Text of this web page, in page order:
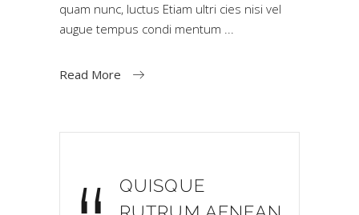
quam nunc, luctus Etiam ultri cies nisi vel
augue tempus condi mentum
Read More
QUISQUE